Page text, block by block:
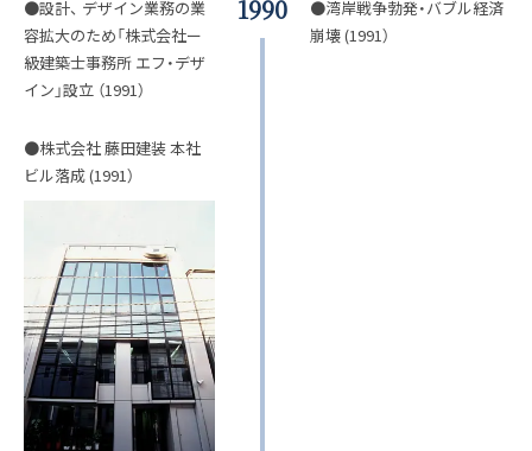
●設計、 デザイン業務の業
容拡大のため「株式会社ー
級建築士事務所 エフ・デザ
イン」設立 （1991）
●株式会社 藤田建装 本社
ビル落成 (1991）
1990
●湾岸戦争勃発・バブル経済
崩壊 (1991）